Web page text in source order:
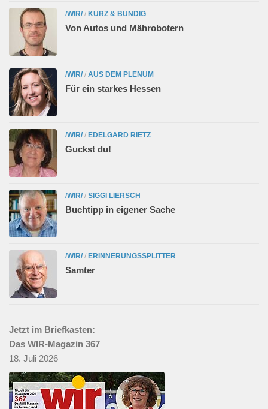
/WIR/ / KURZ & BÜNDIG
Von Autos und Mährobotern
/WIR/ / AUS DEM PLENUM
Für ein starkes Hessen
/WIR/ / EDELGARD RIETZ
Guckst du!
/WIR/ / SIGGI LIERSCH
Buchtipp in eigener Sache
/WIR/ / ERINNERUNGSSPLITTER
Samter
Jetzt im Briefkasten:
Das WIR-Magazin 367
18. Juli 2026